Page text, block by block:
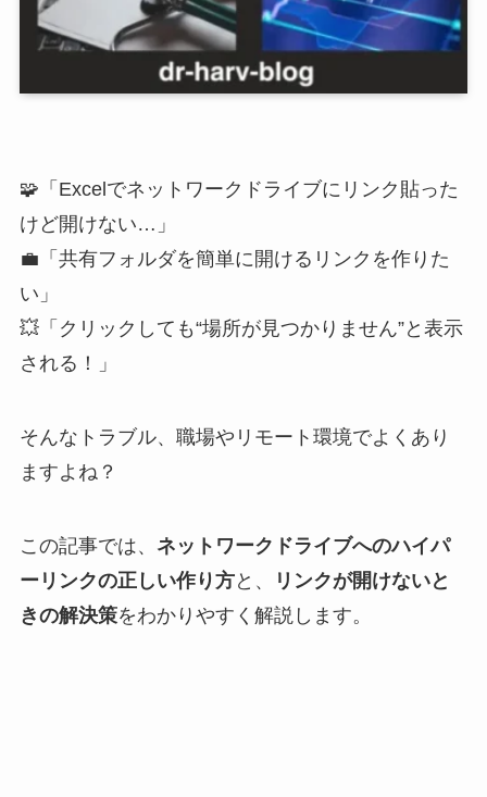
🧩「Excelでネットワークドライブにリンク貼った
けど開けない…」
💼「共有フォルダを簡単に開けるリンクを作りた
い」
💥「クリックしても“場所が見つかりません”と表示
される！」
そんなトラブル、職場やリモート環境でよくあり
ますよね？
この記事では、 ネットワークドライブへのハイパ
ーリンクの正しい作り方と、
リンクが開けないと
きの解決策をわかりやすく解説します。